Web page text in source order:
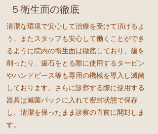
５ 衛生面の徹底
清潔な環境で安心して治療を受けて頂けるよ
う、またスタッフも安心して働くことができ
るように院内の衛生面は徹底しており、歯を
削ったり、歯石をとる際に使用するタービン
やハンドピース等も専用の機械を導入し滅菌
しております。さらに診察する際に使用する
器具は滅菌パックに入れて密封状態で保存
し、清潔を保ったまま診察の直前に開封しま
す。